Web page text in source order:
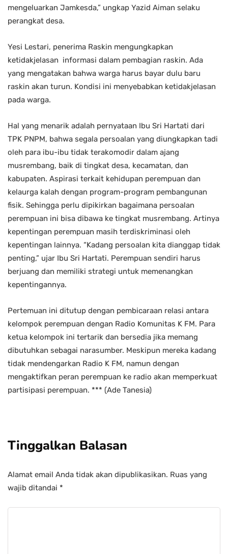
mengeluarkan Jamkesda,” ungkap Yazid Aiman selaku
perangkat desa.
Yesi Lestari, penerima Raskin mengungkapkan
ketidakjelasan informasi dalam pembagian raskin. Ada
yang mengatakan bahwa warga harus bayar dulu baru
raskin akan turun. Kondisi ini menyebabkan ketidakjelasan
pada warga.
Hal yang menarik adalah pernyataan Ibu Sri Hartati dari
TPK PNPM, bahwa segala persoalan yang diungkapkan tadi
oleh para ibu-ibu tidak terakomodir dalam ajang
musrembang, baik di tingkat desa, kecamatan, dan
kabupaten. Aspirasi terkait kehidupan perempuan dan
kelaurga kalah dengan program-program pembangunan
fisik. Sehingga perlu dipikirkan bagaimana persoalan
perempuan ini bisa dibawa ke tingkat musrembang. Artinya
kepentingan perempuan masih terdiskriminasi oleh
kepentingan lainnya. “Kadang persoalan kita dianggap tidak
penting,” ujar Ibu Sri Hartati. Perempuan sendiri harus
berjuang dan memiliki strategi untuk memenangkan
kepentingannya.
Pertemuan ini ditutup dengan pembicaraan relasi antara
kelompok perempuan dengan Radio Komunitas K FM. Para
ketua kelompok ini tertarik dan bersedia jika memang
dibutuhkan sebagai narasumber. Meskipun mereka kadang
tidak mendengarkan Radio K FM, namun dengan
mengaktifkan peran perempuan ke radio akan memperkuat
partisipasi perempuan. *** (Ade Tanesia)
Tinggalkan Balasan
Alamat email Anda tidak akan dipublikasikan. Ruas yang
wajib ditandai *